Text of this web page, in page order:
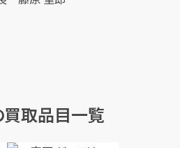
取品目一覧